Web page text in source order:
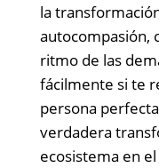
la
autocompasión,
ritmo de las
fácilmente si te
persona
verdadera
ecosistema en